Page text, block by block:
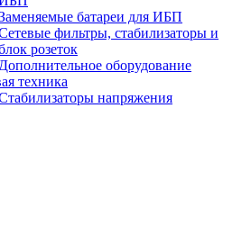
батареи для ИБП
фильтры, стабилизаторы и
розеток
Дополнительное оборудование
техника
напряжения